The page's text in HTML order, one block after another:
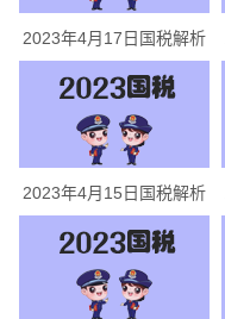
2023年4月17日国税解析
2023年4月15日国税解析